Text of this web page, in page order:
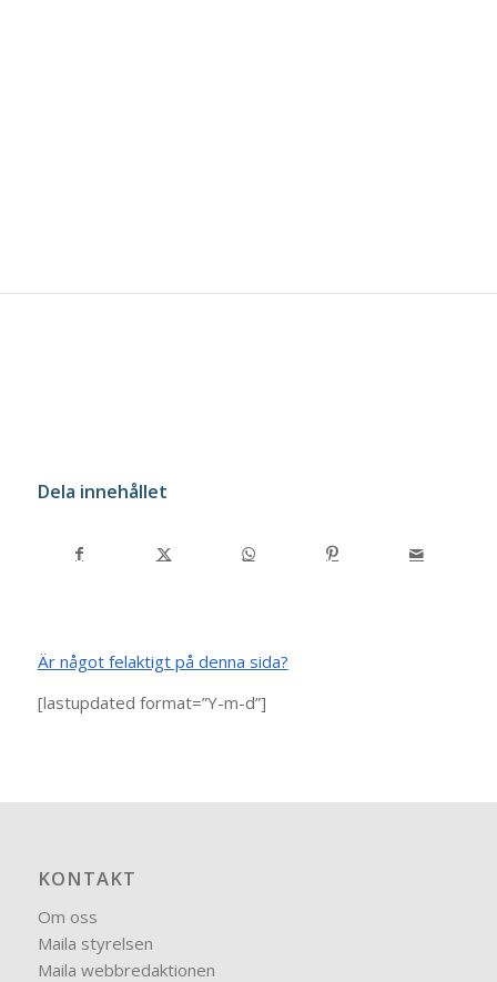
Dela innehållet
Är något felaktigt på denna sida?
[lastupdated format=”Y-m-d”]
KONTAKT
Om oss
Maila styrelsen
Maila webbredaktionen